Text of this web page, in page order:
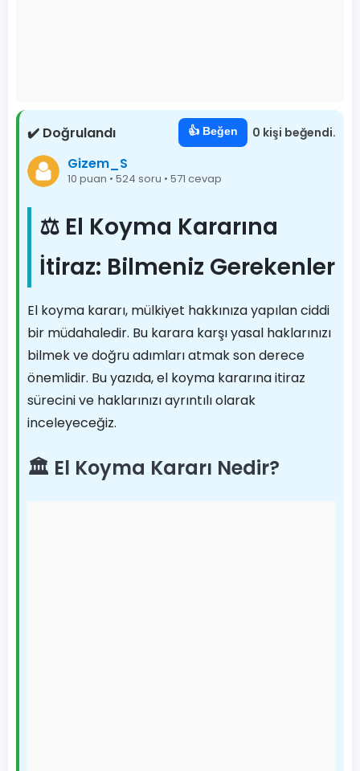
✔️ Doğrulandı 👍 Beğen 0 kişi beğendi.
Gizem_S
10 puan • 524 soru • 571 cevap
⚖️ El Koyma Kararına
İtiraz: Bilmeniz Gerekenler
El koyma kararı, mülkiyet hakkınıza yapılan ciddi
bir müdahaledir. Bu karara karşı yasal haklarınızı
bilmek ve doğru adımları atmak son derece
önemlidir. Bu yazıda, el koyma kararına itiraz
sürecini ve haklarınızı ayrıntılı olarak
inceleyeceğiz.
🏛️ El Koyma Kararı Nedir?